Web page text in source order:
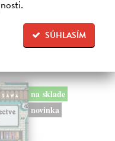
SÚHLASÍM
svetová
na sklade
novinka